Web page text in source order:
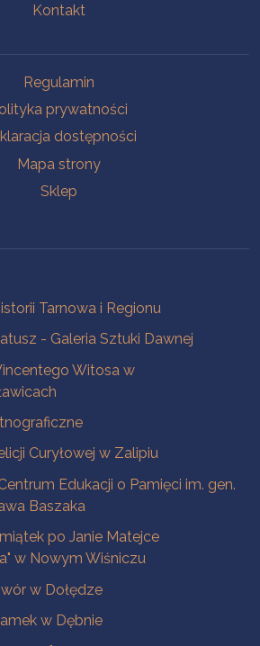
Kontakt
Regulamin
prywatności
dostępności
Mapa strony
Sklep
Tarnowa i Regionu
- Galeria Sztuki Dawnej
Witosa w
Curyłowej w Zalipiu
Edukacji o Pamięci im. gen.
Baszaka
po Janie Matejce
w Nowym Wiśniczu
w Dołędze
w Dębnie